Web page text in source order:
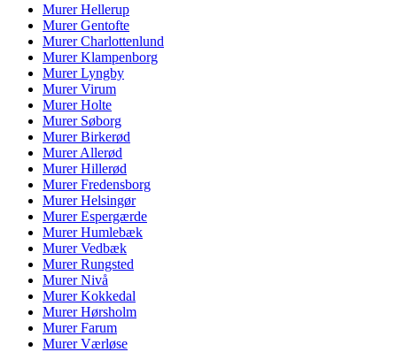
MurerHellerup
MurerGentofte
MurerCharlottenlund
MurerKlampenborg
MurerLyngby
MurerVirum
MurerHolte
Murer Søborg
MurerBirkerød
MurerAllerød
MurerHillerød
MurerFredensborg
MurerHelsingør
MurerEspergærde
MurerHumlebæk
MurerVedbæk
MurerRungsted
MurerNivå
MurerKokkedal
MurerHørsholm
MurerFarum
MurerVærløse